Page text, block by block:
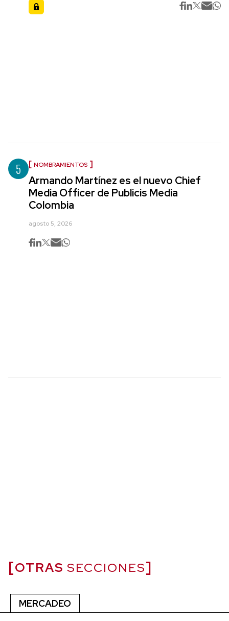
5 NOMBRAMIENTOS
Armando Martínez es el nuevo Chief
Media Officer de Publicis Media
Colombia
agosto 5, 2026
OTRAS SECCIONES
MERCADEO